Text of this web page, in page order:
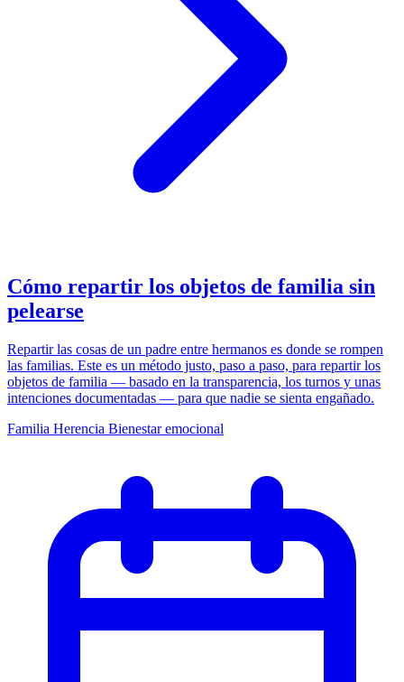
Cómo repartir los objetos de familia sin
pelearse
Repartir las cosas de un padre entre hermanos es donde se rompen
las familias. Este es un método justo, paso a paso, para repartir los
objetos de familia — basado en la transparencia, los turnos y unas
intenciones documentadas — para que nadie se sienta engañado.
Familia Herencia Bienestar emocional